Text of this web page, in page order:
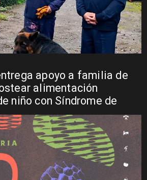
apoyo a familia de
alimentación
niño con Síndrome de